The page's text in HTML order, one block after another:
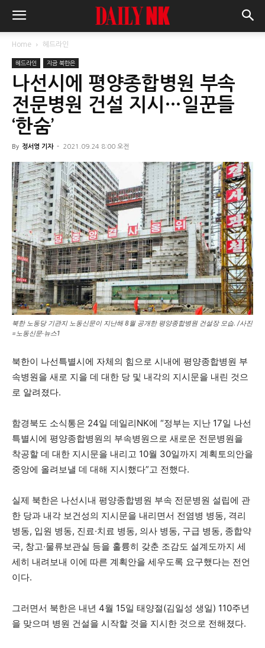
Home 헤드라인
헤드라인 지금 북한은
나선시에 평양종합병원 부속
전문병원 건설 지시…일꾼들
‘한숨’
By 정서영 기자 - 2021.09.24 8:00 오전
북한 노동당 기관지 노동신문이 지난해 8월 공개한 평양종합병원 건설장 모습. /사진
=노동신문·뉴스1
북한이 나선특별시에 자체의 힘으로 시내에 평양종합병원 부
속병원을 새로 지을 데 대한 당 및 내각의 지시문을 내린 것으
로 알려졌다.
함경북도 소식통은 24일 데일리NK에 “정부는 지난 17일 나선
특별시에 평양종합병원의 부속병원으로 새로운 전문병원을
착공할 데 대한 지시문을 내리고 10월 30일까지 계획토의안을
중앙에 올려보낼 데 대해 지시했다”고 전했다.
실제 북한은 나선시내 평양종합병원 부속 전문병원 설립에 관
한 당과 내각 보건성의 지시문을 내리면서 전염병 병동, 격리
병동, 입원 병동, 진료·치료 병동, 의사 병동, 구급 병동, 종합약
국, 창고·물류보관실 등을 훌륭히 갖춘 조감도 설계도까지 세
세히 내려보내 이에 따른 계획안을 세우도록 요구했다는 전언
이다.
그러면서 북한은 내년 4월 15일 태양절(김일성 생일) 110주년
을 맞으며 병원 건설을 시작할 것을 지시한 것으로 전해졌다.